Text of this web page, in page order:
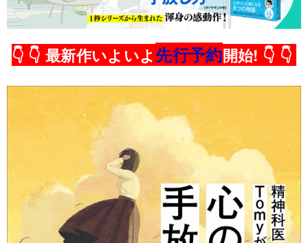
👇 👇 最新作いよいよ先行予約開始! 👇 👇